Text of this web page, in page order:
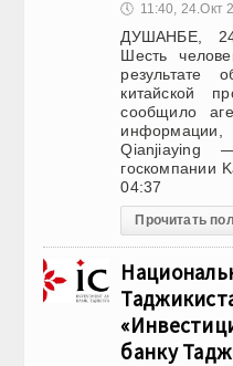
🕔 11:40, 24.Окт
ДУШАНБЕ,
Шесть
результате
китайской
сообщило
Qianjiaying
госкомпании
04:37
Прочитать
банку